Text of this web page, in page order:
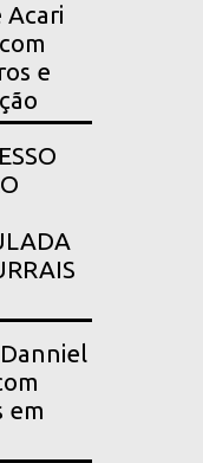
Acari
e
em